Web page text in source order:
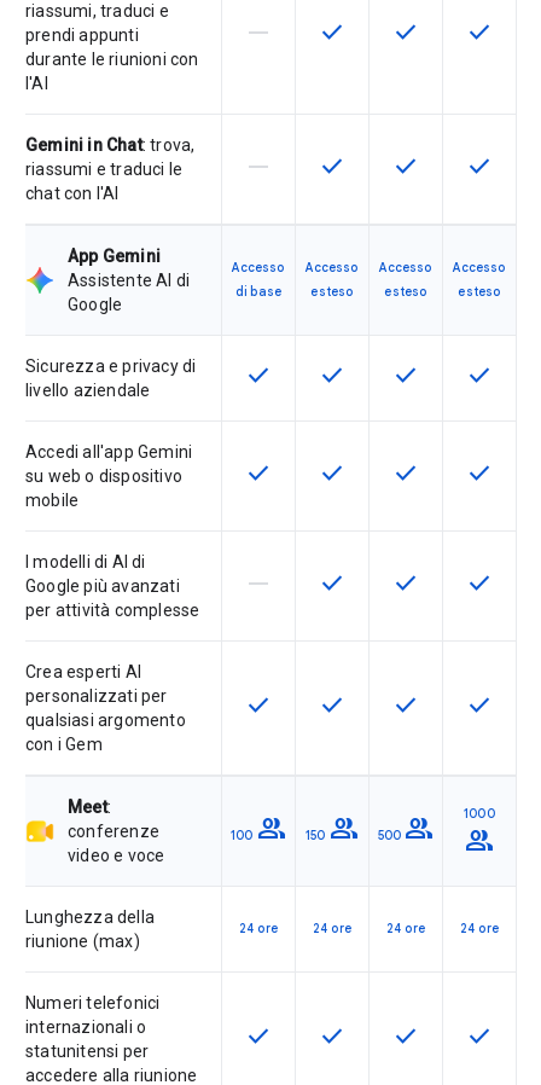
riassumi, traduci e
prendi appunti
durante le riunioni con
l'AI
La funzionalità non è supportata
horizontal_rule Questa funzionalità è
check Questa
check Questa
check
Gemini in Chat: trova,
riassumi e traduci le
chat con l'AI
La funzionalità non è supportata
horizontal_rule Questa funzionalità è
check Questa
check Questa
check
App Gemini
Assistente AI di
Google
Accesso
di base
Accesso
esteso
Accesso
esteso
Accesso
esteso
Sicurezza e privacy di
livello aziendale
Questa funzionalità è disponibile
check Questa funzionalità è
check Questa
check Questa
check
Accedi all'app Gemini
su web o dispositivo
mobile
Questa funzionalità è disponibile
check Questa funzionalità è
check Questa
check Questa
check
I modelli di AI di
Google più avanzati
per attività complesse
La funzionalità non è supportata
horizontal_rule Questa funzionalità è
check Questa
check Questa
check
Crea esperti AI
personalizzati per
qualsiasi argomento
con i Gem
Questa funzionalità è disponibile
check Questa funzionalità è
check Questa
check Questa
check
Meet:
conferenze
video e voce
100 group 150 group 500 group 1000
group
Lunghezza della
riunione (max)
24 ore 24 ore 24 ore 24 ore
Numeri telefonici
internazionali o
statunitensi per
accedere alla riunione
Questa funzionalità è disponibile
check Questa funzionalità è
check Questa
check Questa
check